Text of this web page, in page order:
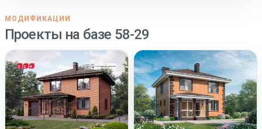
МОДИФИКАЦИИ
Проекты на базе 58-29